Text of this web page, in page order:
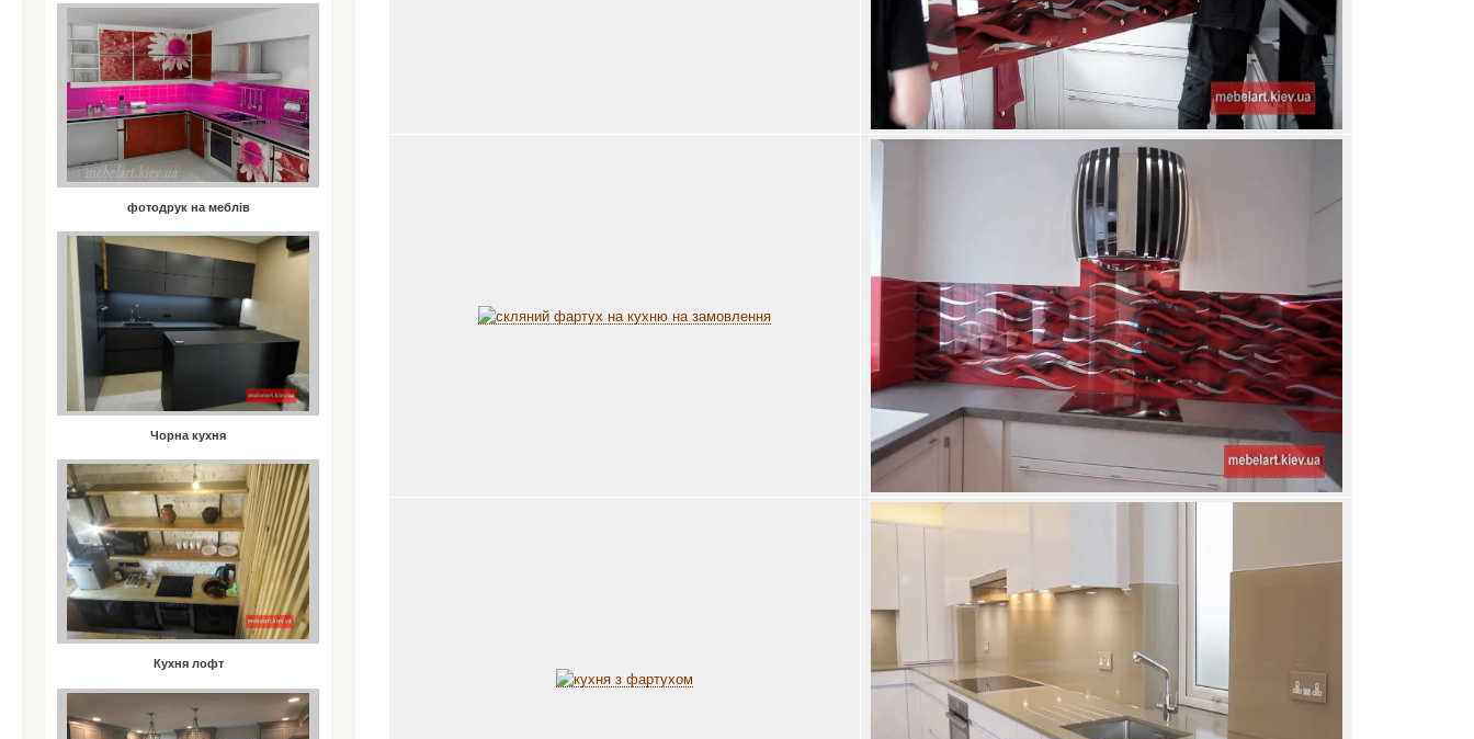
фотодрук на меблів
Чорна кухня
Кухня лофт